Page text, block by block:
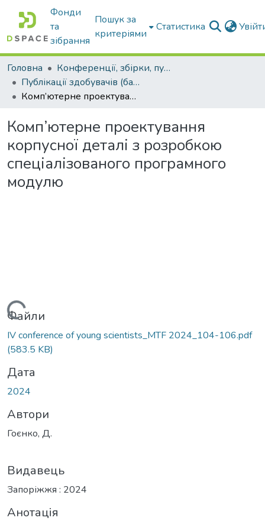
Фонди
та
зібрання
Пошук за
критеріями
Статистика
Головна
Конференції, збірки, публікації молодих вчених і здобувачів : магістрів, бакалаврів, аспірантів.
Публікації здобувачів (бакалаврів. магістрів, аспірантів)
Комп’ютерне проектування корпусної деталі з розробкою спеціалізованого програмного модулю
Комп’ютерне проектування
корпусної деталі з розробкою
спеціалізованого програмного
модулю
Файли
ІV conference of young scientists_MTF 2024_104-106.pdf
(583.5 KB)
Дата
2024
Автори
Гоєнко, Д.
Видавець
Запоріжжя : 2024
Анотація